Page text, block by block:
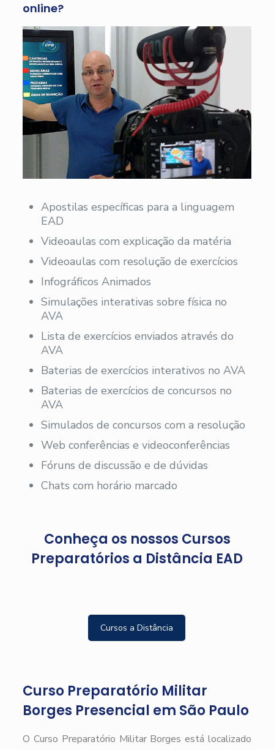
online?
Apostilas específicas para a linguagem
EAD
Videoaulas com explicação da matéria
Videoaulas com resolução de exercícios
Infográficos Animados
Simulações interativas sobre física no
AVA
Lista de exercícios enviados através do
AVA
Baterias de exercícios interativos no AVA
Baterias de exercícios de concursos no
AVA
Simulados de concursos com a resolução
Web conferências e videoconferências
Fóruns de discussão e de dúvidas
Chats com horário marcado
Conheça os nossos Cursos
Preparatórios a Distância EAD
Cursos a Distância
Curso Preparatório Militar
Borges Presencial em São Paulo
O Curso Preparatório Militar Borges está localizado